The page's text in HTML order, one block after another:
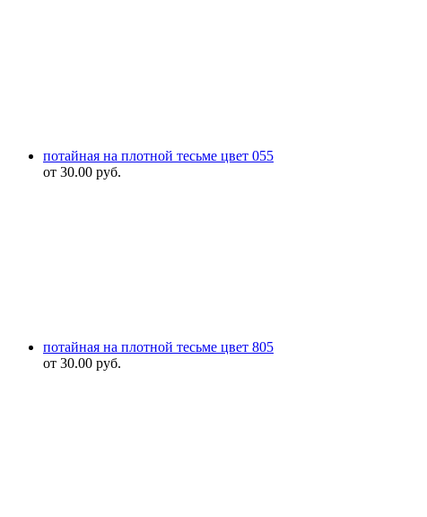
потайная на плотной тесьме цвет 055
от 30.00 руб.
потайная на плотной тесьме цвет 805
от 30.00 руб.